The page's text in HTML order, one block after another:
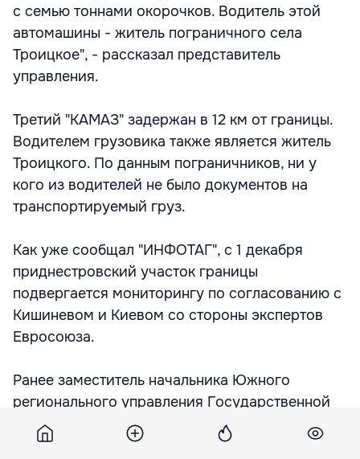
с семью тоннами окорочков. Водитель этой
автомашины - житель пограничного села
Троицкое", - рассказал представитель
управления.
Третий "КАМАЗ" задержан в 12 км от границы.
Водителем грузовика также является житель
Троицкого. По данным пограничников, ни у
кого из водителей не было документов на
транспортируемый груз.
Как уже сообщал "ИНФОТАГ", с 1 декабря
приднестровский участок границы
подвергается мониторингу по согласованию с
Кишиневом и Киевом со стороны экспертов
Евросоюза.
Ранее заместитель начальника Южного
регионального управления Государственной
пограничной службы Украины Игорь Токовый
заявлял, что 95% грузов, ежегодно